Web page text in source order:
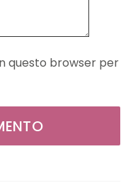
questo browser per